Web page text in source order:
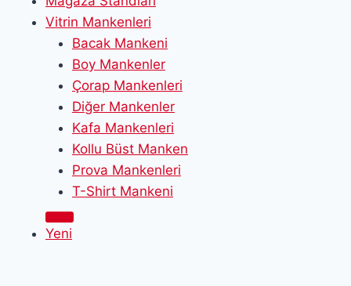
Vitrin Mankenleri
Bacak Mankeni
Boy Mankenler
Çorap Mankenleri
Diğer Mankenler
Kafa Mankenleri
Kollu Büst Manken
Prova Mankenleri
T-Shirt Mankeni
Yeni